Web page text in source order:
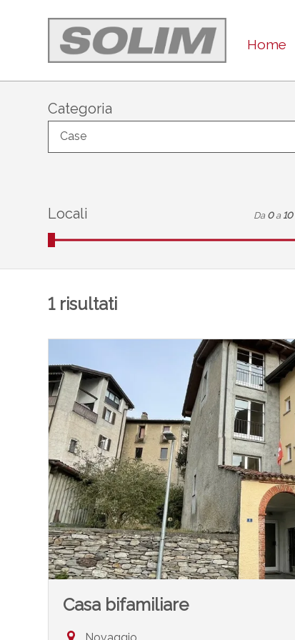
Home
Categoria
Case
Locali Da 0 a 10
1risultati
Casa bifamiliare